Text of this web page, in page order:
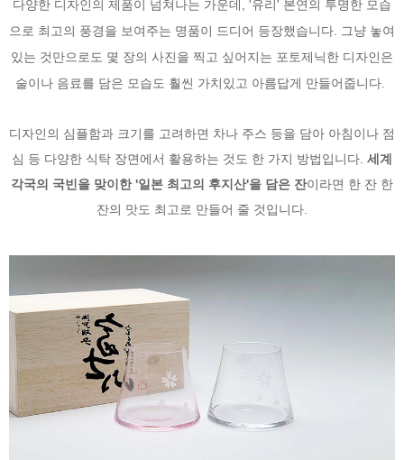
다양한 디자인의 제품이 넘쳐나는 가운데, '유리' 본연의 투명한 모습
으로 최고의 풍경을 보여주는 명품이 드디어 등장했습니다. 그냥 놓여
있는 것만으로도 몇 장의 사진을 찍고 싶어지는 포토제닉한 디자인은
술이나 음료를 담은 모습도 훨씬 가치있고 아름답게 만들어줍니다.
디자인의 심플함과 크기를 고려하면 차나 주스 등을 담아 아침이나 점
심 등 다양한 식탁 장면에서 활용하는 것도 한 가지 방법입니다. 세계
각국의 국빈을 맞이한 '일본 최고의 후지산'을 담은 잔이라면 한 잔 한
잔의 맛도 최고로 만들어 줄 것입니다.